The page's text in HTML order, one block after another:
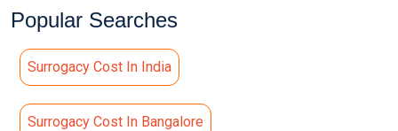
Popular Searches
Surrogacy Cost In India
Surrogacy Cost In Bangalore